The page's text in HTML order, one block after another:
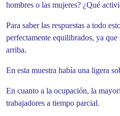
hombres o las mujeres? ¿Qué
Para saber las respuestas a todo
perfectamente equilibrados, ya
arriba.
En esta muestra había una ligera
En cuanto a la ocupación, la
trabajadores a tiempo parcial.